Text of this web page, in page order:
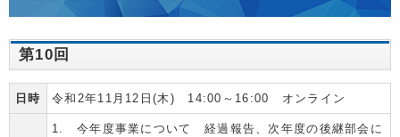
第10回
日時 令和2年11月12日(木) 14:00～16:00 オンライン
1. 今年度事業について 経過報告、次年度の後継部会に